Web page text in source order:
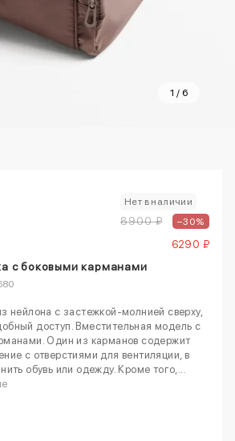
1 / 6
Нет в наличии
8900 ₽ –30%
6290 ₽
с боковыми карманами
нейлона с застежкой-молнией сверху,
доступ. Вместительная модель с
Один из карманов содержит
с отверстиями для вентиляции, в
обувь или одежду. Кроме того,...